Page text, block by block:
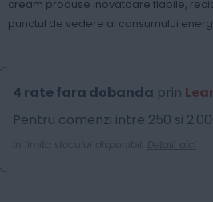
cream produse inovatoare fiabile,
punctul de vedere al consumului
4 rate fara dobanda prin
Pentru comenzi intre 250 si
In limita stocului disponibil. Detalii aici